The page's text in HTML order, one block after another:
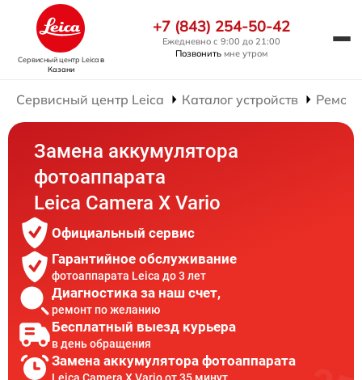
Сервисный центр Leicaв
Казани
+7 (843) 254-50-42
Ежедневно с 9:00 до 21:00
Позвонить мне утром
Сервисный центр Leica Каталог устройств
Замена аккумулятора
фотоаппарата
Leica Camera X Vario
Официальный сервис
Гарантийное обслуживание
фотоаппарата Leica до 3 лет
Диагностика за наш счет,
ремонт по желанию
Бесплатный выезд курьера
в день обращения
Замена аккумулятора фотоаппарата
Leica Camera X Vario от 35 минут